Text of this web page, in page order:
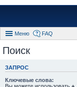
Меню FAQ
Поиск
ЗАПРОС
Ключевые слова:
Вы можете использовать +